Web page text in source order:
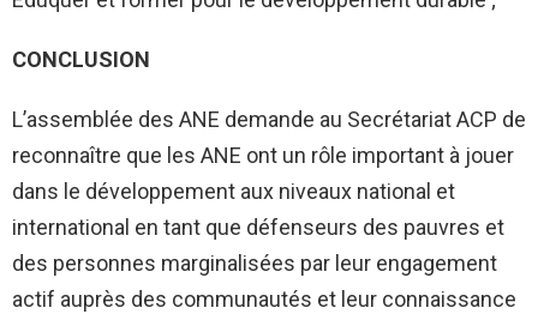
CONCLUSION
L’assemblée des ANE demande au Secrétariat ACP de
reconnaître que les ANE ont un rôle important à jouer
dans le développement aux niveaux national et
international en tant que défenseurs des pauvres et
des personnes marginalisées par leur engagement
actif auprès des communautés et leur connaissance